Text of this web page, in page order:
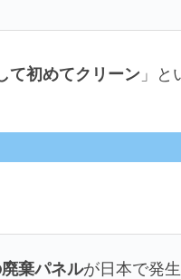
て初めてクリーン 」と
棄パネルが日本で発